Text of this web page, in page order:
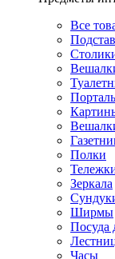
Все
Полки
Зеркала
Ширмы
Посуда
Часы